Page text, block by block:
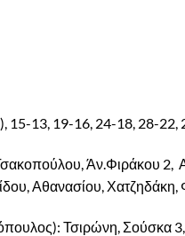
15-13, 19-16, 24-18, 28-22,
Άν.Φιράκου 2,
Αθανασίου, Χατζηδάκη,
Τσιρώνη, Σούσκα